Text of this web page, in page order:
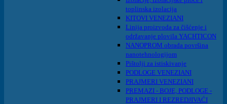
toplinska izolacija
KITOVI VENEZIANI
Linija proizvoda za čišćenje i
održavanje plovila YACHTICON
NANOPROM obrada površina
nanotehnologijom
Pištolji za istiskivanje
PODLOGE VENEZIANI
PRAJMERI VENEZIANI
PREMAZI - BOJE, PODLOGE -
PRAJMERI I REZREDJIVAĆI